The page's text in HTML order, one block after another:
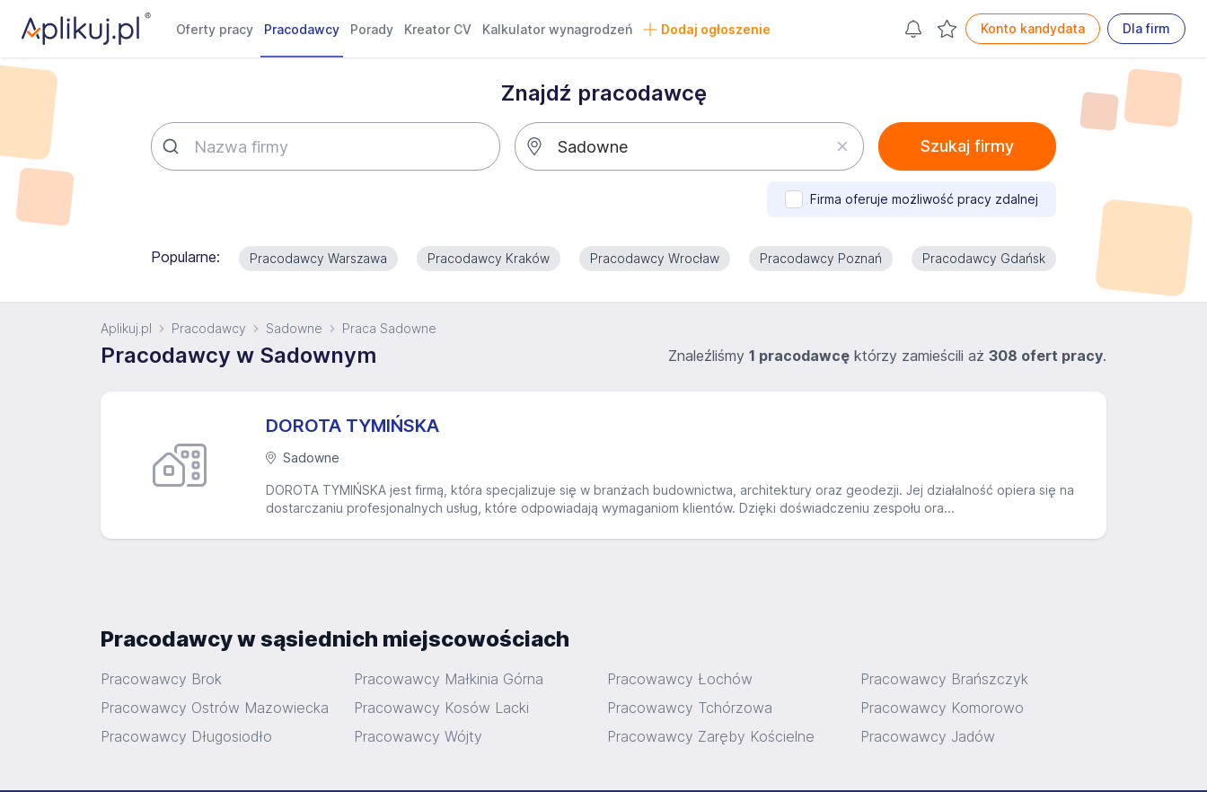
Oferty pracy Pracodawcy Porady Kreator CV Kalkulator wynagrodzeń Dodaj ogłoszenie Konto kandydata Dla firm
Znajdź pracodawcę
Szukaj firmy
Firma oferuje możliwość pracy zdalnej
Popularne: Pracodawcy Warszawa Pracodawcy Kraków Pracodawcy Wrocław Pracodawcy Poznań Pracodawcy Gdańsk
Aplikuj.pl Pracodawcy Sadowne Praca Sadowne
Pracodawcy w Sadownym Znaleźliśmy 1 pracodawcę którzy zamieścili aż 308 ofert pracy.
DOROTA TYMIŃSKA
Sadowne
DOROTA TYMIŃSKA jest firmą, która specjalizuje się w branżach budownictwa, architektury oraz geodezji. Jej działalność opiera się na
dostarczaniu profesjonalnych usług, które odpowiadają wymaganiom klientów. Dzięki doświadczeniu zespołu ora...
Pracodawcy w sąsiednich miejscowościach
Pracowawcy Brok Pracowawcy Małkinia Górna Pracowawcy Łochów
Pracowawcy Brańszczyk
Pracowawcy Ostrów Mazowiecka
Pracowawcy Kosów Lacki Pracowawcy Tchórzowa
Pracowawcy Komorowo
Pracowawcy Długosiodło
Pracowawcy Wójty Pracowawcy Zaręby Kościelne Pracowawcy Jadów